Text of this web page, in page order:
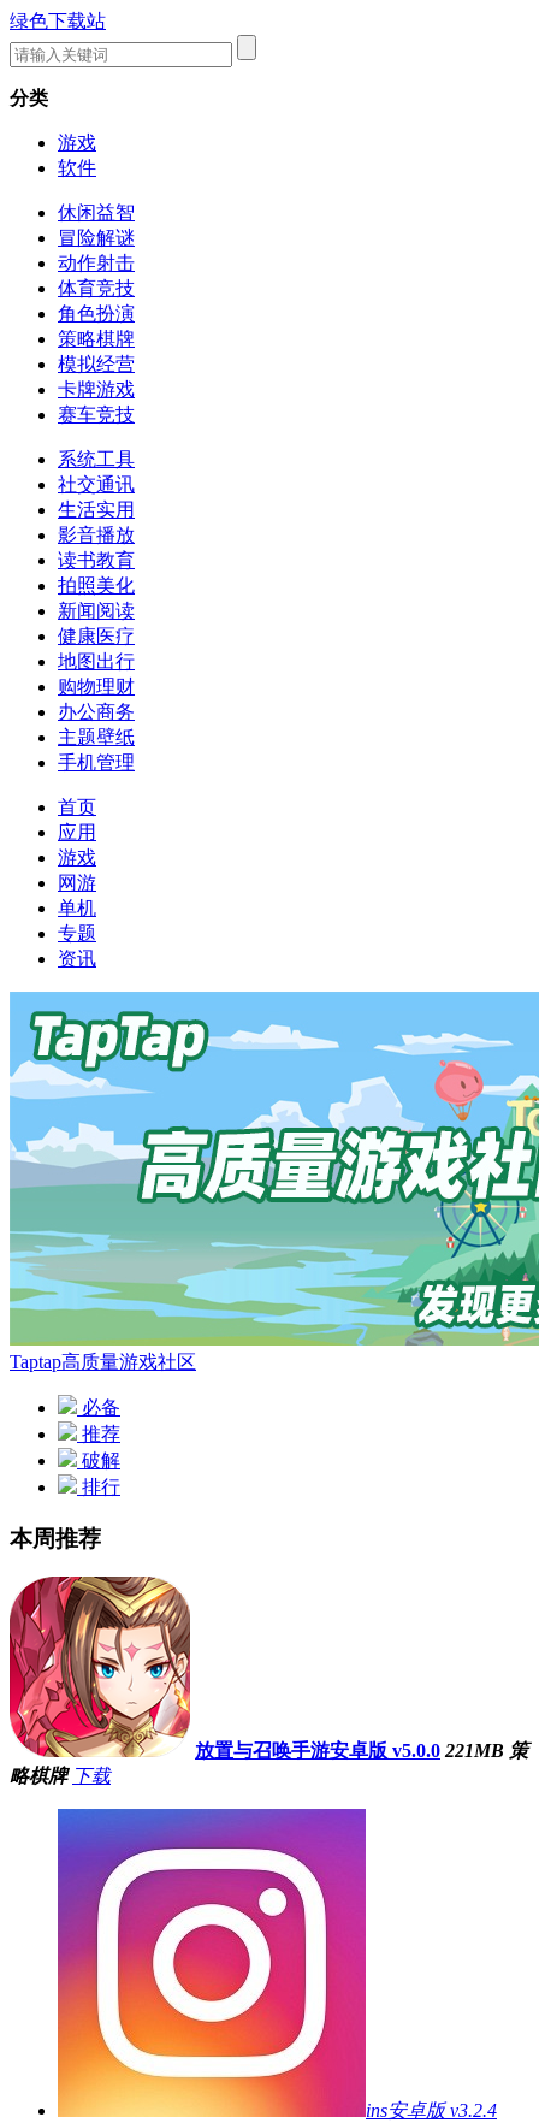
绿色下载站
分类
游戏
软件
休闲益智
冒险解谜
动作射击
体育竞技
角色扮演
策略棋牌
模拟经营
卡牌游戏
赛车竞技
系统工具
社交通讯
生活实用
影音播放
读书教育
拍照美化
新闻阅读
健康医疗
地图出行
购物理财
办公商务
主题壁纸
手机管理
首页
应用
游戏
网游
单机
专题
资讯
Taptap高质量游戏社区
必备
推荐
破解
排行
本周推荐
放置与召唤手游安卓版 v5.0.0 221MB 策
略棋牌 下载
ins安卓版 v3.2.4